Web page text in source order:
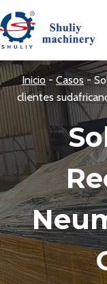
Saltar
al
contenido
Inicio- Casos-
clientes